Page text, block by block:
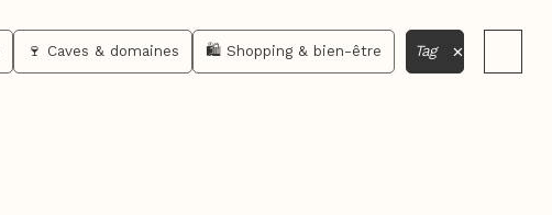
🍷 Caves & domaines 🛍️ Shopping & bien-être Tag ×